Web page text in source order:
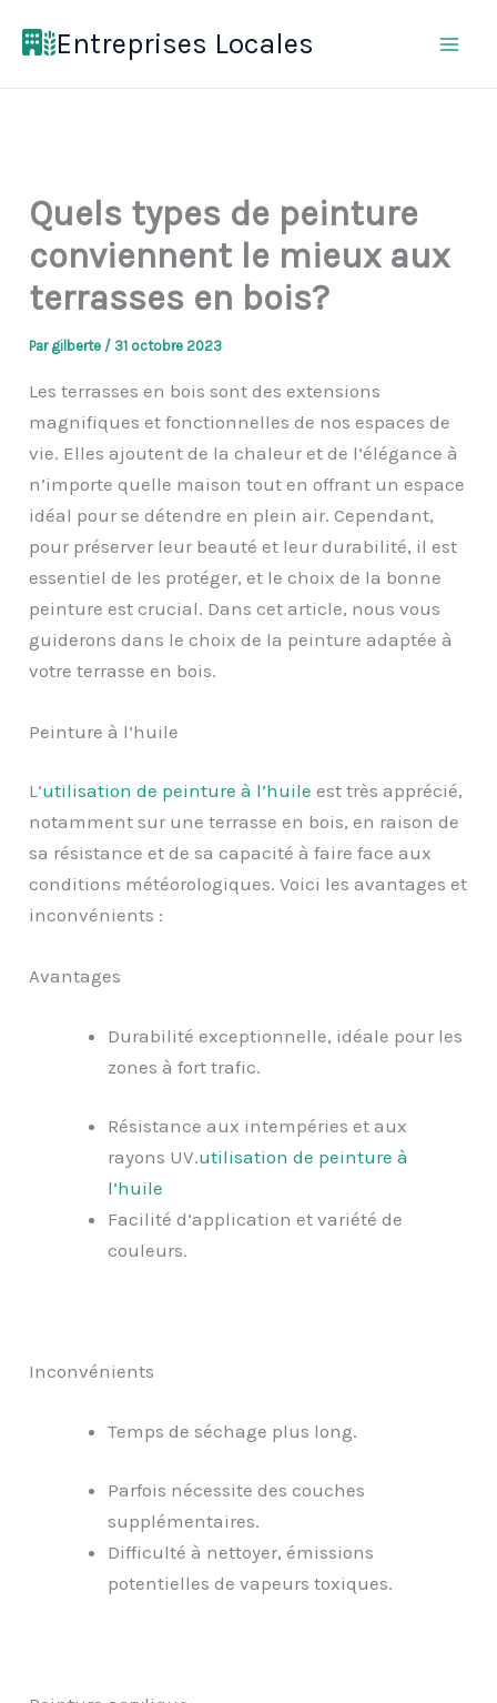
Entreprises Locales
Quels types de peinture
conviennent le mieux aux
terrasses en bois?
Par gilberte / 31 octobre 2023
Les terrasses en bois sont des extensions
magnifiques et fonctionnelles de nos espaces de
vie. Elles ajoutent de la chaleur et de l’élégance à
n’importe quelle maison tout en offrant un espace
idéal pour se détendre en plein air. Cependant,
pour préserver leur beauté et leur durabilité, il est
essentiel de les protéger, et le choix de la bonne
peinture est crucial. Dans cet article, nous vous
guiderons dans le choix de la peinture adaptée à
votre terrasse en bois.
Peinture à l’huile
L’utilisation de peinture à l’huile est très apprécié,
notamment sur une terrasse en bois, en raison de
sa résistance et de sa capacité à faire face aux
conditions météorologiques. Voici les avantages et
inconvénients :
Avantages
Durabilité exceptionnelle, idéale pour les
zones à fort trafic.
Résistance aux intempéries et aux
rayons UV.utilisation de peinture à
l’huile
Facilité d’application et variété de
couleurs.
Inconvénients
Temps de séchage plus long.
Parfois nécessite des couches
supplémentaires.
Difficulté à nettoyer, émissions
potentielles de vapeurs toxiques.